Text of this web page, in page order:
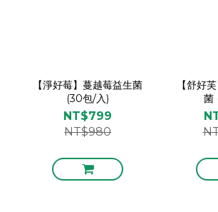
【淨好莓】蔓越莓益生菌
(30包/入)
NT$799
NT$980
【舒好
菌